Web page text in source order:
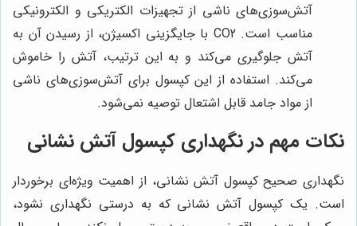
آتش‌سوزی‌های ناشی از تجهیزات الکتریکی و الکترونیکی
مناسب است. CO2 با جایگزینی اکسیژن، از رسیدن آن به
آتش جلوگیری می‌کند و به این ترتیب، آتش را خاموش
می‌کند. استفاده از این کپسول برای آتش‌سوزی‌های ناشی
از مواد جامد قابل اشتعال توصیه نمی‌شود.
نکات مهم در نگهداری کپسول آتش نشانی
نگهداری صحیح کپسول آتش نشانی، از اهمیت ویژه‌ای برخوردار
است. یک کپسول آتش نشانی که به درستی نگهداری نشود،